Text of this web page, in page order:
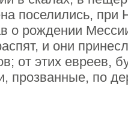
поселились, при
о рождении
и они
от этих евреев,
прозванные, по